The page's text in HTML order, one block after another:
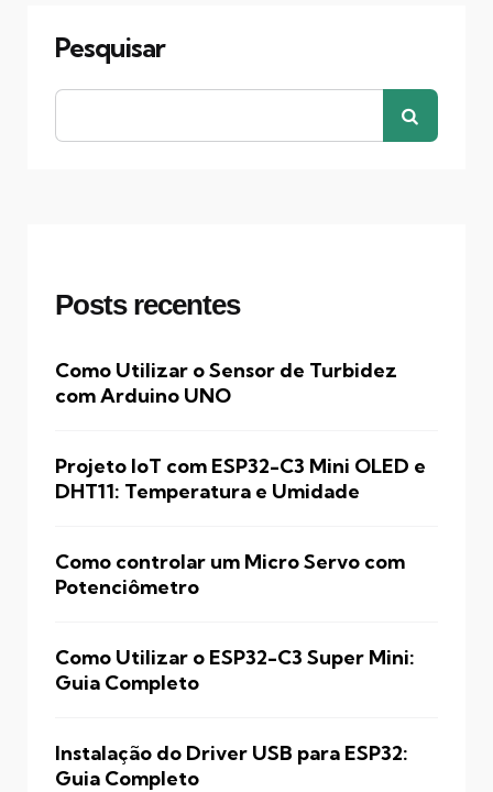
Pesquisar
Posts recentes
Como Utilizar o Sensor de Turbidez
com Arduino UNO
Projeto IoT com ESP32-C3 Mini OLED e
DHT11: Temperatura e Umidade
Como controlar um Micro Servo com
Potenciômetro
Como Utilizar o ESP32-C3 Super Mini:
Guia Completo
Instalação do Driver USB para ESP32:
Guia Completo